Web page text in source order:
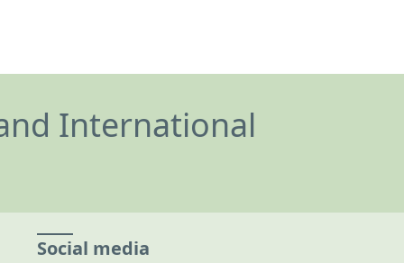
International
Social media